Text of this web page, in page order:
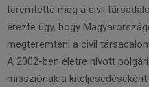
teremtette meg a civil
érezte úgy, hogy
megteremteni a civil
A 2002-ben életre hívott
missziónak a